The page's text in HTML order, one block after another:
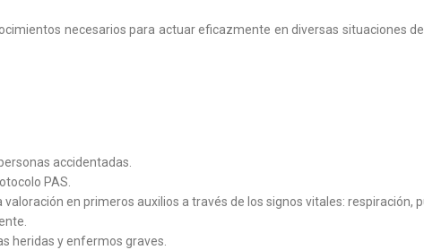
necesarios para actuar eficazmente en diversas situaciones
accidentadas.
PAS.
en primeros auxilios a través de los signos vitales: respiración,
heridas y enfermos graves.